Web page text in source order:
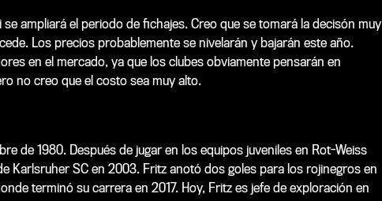
ampliará el periodo de fichajes. Creo que se tomará la decisón muy
Los precios probablemente se nivelarán y bajarán este año.
en el mercado, ya que los clubes obviamente pensarán en
no creo que el costo sea muy alto.
de 1980. Después de jugar en los equipos juveniles en Rot-Weiss
Karlsruher SC en 2003. Fritz anotó dos goles para los rojinegros en
terminó su carrera en 2017. Hoy, Fritz es jefe de exploración en